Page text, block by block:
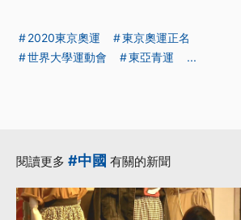
2020東京奧運
東京奧運正名
世界大學運動會
東亞青運 ...
閱讀更多 #中國 有關的新聞